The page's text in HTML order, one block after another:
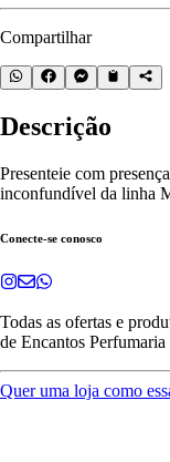
Compartilhar
Descrição
Presenteie com
inconfundível da linha
Conecte-se conosco
Todas as ofertas e
de Encantos Perfumaria
Quer uma loja como